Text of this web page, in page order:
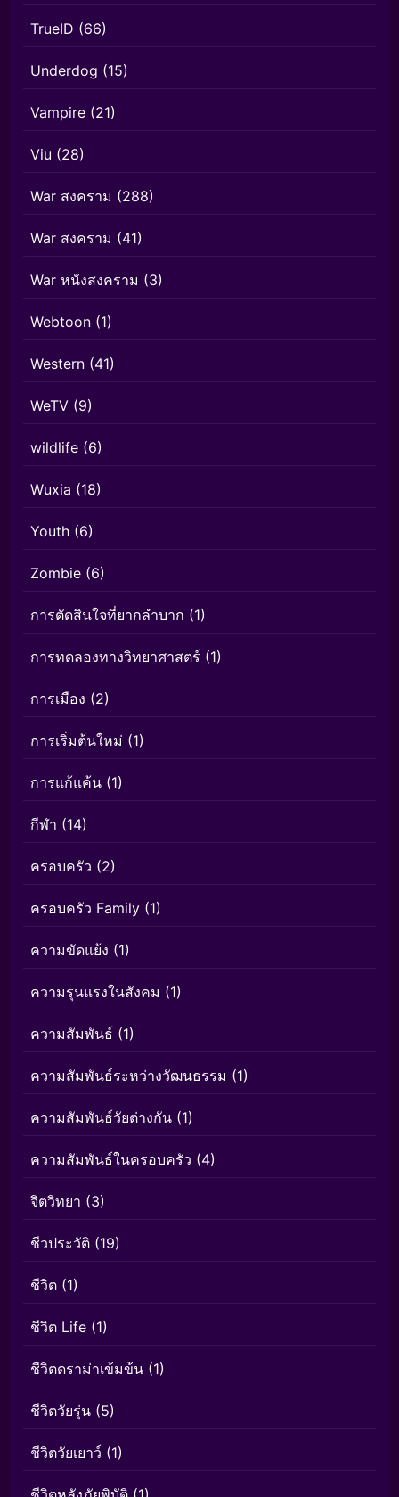
TrueID (66)
Underdog (15)
Vampire (21)
Viu (28)
War สงคราม (288)
War สงคราม (41)
War หนังสงคราม (3)
Webtoon (1)
Western (41)
WeTV (9)
wildlife (6)
Wuxia (18)
Youth (6)
Zombie (6)
การตัดสินใจที่ยากลำบาก (1)
การทดลองทางวิทยาศาสตร์ (1)
การเมือง (2)
การเริ่มต้นใหม่ (1)
การแก้แค้น (1)
กีฬา (14)
ครอบครัว (2)
ครอบครัว Family (1)
ความขัดแย้ง (1)
ความรุนแรงในสังคม (1)
ความสัมพันธ์ (1)
ความสัมพันธ์ระหว่างวัฒนธรรม (1)
ความสัมพันธ์วัยต่างกัน (1)
ความสัมพันธ์ในครอบครัว (4)
จิตวิทยา (3)
ชีวประวัติ (19)
ชีวิต (1)
ชีวิต Life (1)
ชีวิตดราม่าเข้มข้น (1)
ชีวิตวัยรุ่น (5)
ชีวิตวัยเยาว์ (1)